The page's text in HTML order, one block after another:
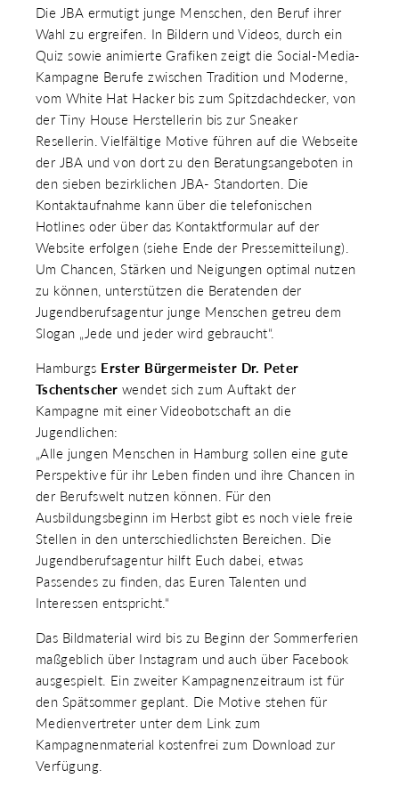
Die JBA ermutigt junge Menschen, den Beruf ihrer
Wahl zu ergreifen. In Bildern und Videos, durch ein
Quiz sowie animierte Grafiken zeigt die Social-Media-
Kampagne Berufe zwischen Tradition und Moderne,
vom White Hat Hacker bis zum Spitzdachdecker, von
der Tiny House Herstellerin bis zur Sneaker
Resellerin. Vielfältige Motive führen auf die Webseite
der JBA und von dort zu den Beratungsangeboten in
den sieben bezirklichen JBA- Standorten. Die
Kontaktaufnahme kann über die telefonischen
Hotlines oder über das Kontaktformular auf der
Website erfolgen (siehe Ende der Pressemitteilung).
Um Chancen, Stärken und Neigungen optimal nutzen
zu können, unterstützen die Beratenden der
Jugendberufsagentur junge Menschen getreu dem
Slogan „Jede und jeder wird gebraucht“.
Hamburgs Erster Bürgermeister Dr. Peter
Tschentscher wendet sich zum Auftakt der
Kampagne mit einer Videobotschaft an die
Jugendlichen:
„Alle jungen Menschen in Hamburg sollen eine gute
Perspektive für ihr Leben finden und ihre Chancen in
der Berufswelt nutzen können. Für den
Ausbildungsbeginn im Herbst gibt es noch viele freie
Stellen in den unterschiedlichsten Bereichen. Die
Jugendberufsagentur hilft Euch dabei, etwas
Passendes zu finden, das Euren Talenten und
Interessen entspricht.“
Das Bildmaterial wird bis zu Beginn der Sommerferien
maßgeblich über Instagram und auch über Facebook
ausgespielt. Ein zweiter Kampagnenzeitraum ist für
den Spätsommer geplant. Die Motive stehen für
Medienvertreter unter dem Link zum
Kampagnenmaterial kostenfrei zum Download zur
Verfügung.